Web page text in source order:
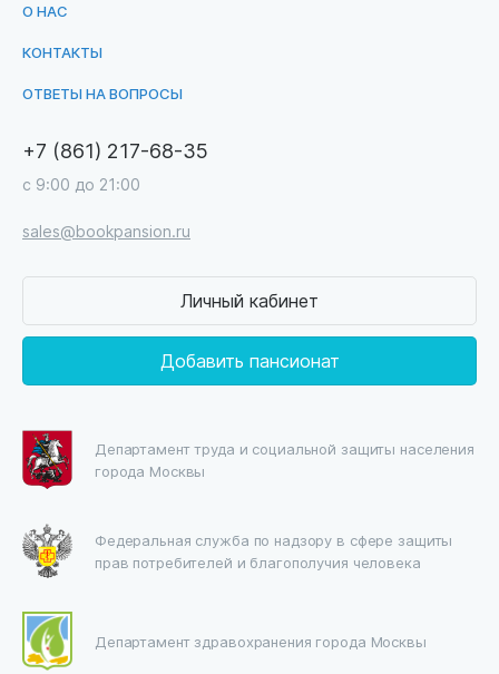
О НАС
КОНТАКТЫ
ОТВЕТЫ НА ВОПРОСЫ
+7 (861) 217-68-35
с 9:00 до 21:00
sales@bookpansion.ru
Личный кабинет
Добавить пансионат
Департамент труда и социальной защиты населения
города Москвы
Федеральная служба по надзору в сфере защиты
прав потребителей и благополучия человека
Департамент здравохранения города Москвы